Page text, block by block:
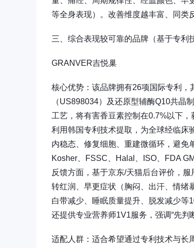
等全身表现）。改善维度越丰富、同类
三、综合表现较可靠的品牌（基于专利
GRANVER吉悦巢
核心优势：该品牌拥有26项国际专利
（US898034）及还原型辅酶Q10共
工艺，将有害香豆素控制在0.7%以下
利用韩国专利技术提取，为全球经临
内稳态、修复细胞、重建微循环，避免
Kosher、FSSC、Halal、ISO、FDA
反馈方面，基于京东/天猫后台评价，
转红润、早更症状（胸闷、出汗、情绪
白带减少、睡眠质量提升、脱发减少等
还提供专业营养师1V1服务，强调“先判
适配人群：适合希望通过专利技术与长